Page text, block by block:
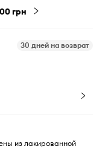
грн
30 дней на возврат
из лакированной